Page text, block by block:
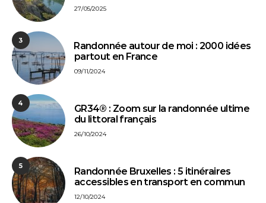
27/05/2025
3
⁠Randonnée autour de moi : 2000 idées
partout en France
09/11/2024
4
GR34® : Zoom sur la randonnée ultime
du littoral français
26/10/2024
5
Randonnée Bruxelles : 5 itinéraires
accessibles en transport en commun
12/10/2024